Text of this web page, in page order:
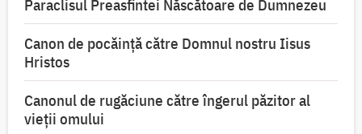
Paraclisul Preasfintei Născătoare de Dumnezeu
Canon de pocăință către Domnul nostru Iisus
Hristos
Canonul de rugăciune către îngerul păzitor al
vieții omului